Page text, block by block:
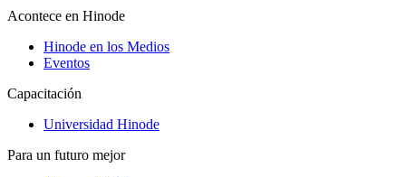
Acontece en Hinode
Hinode en los Medios
Eventos
Capacitación
Universidad Hinode
Para un futuro mejor